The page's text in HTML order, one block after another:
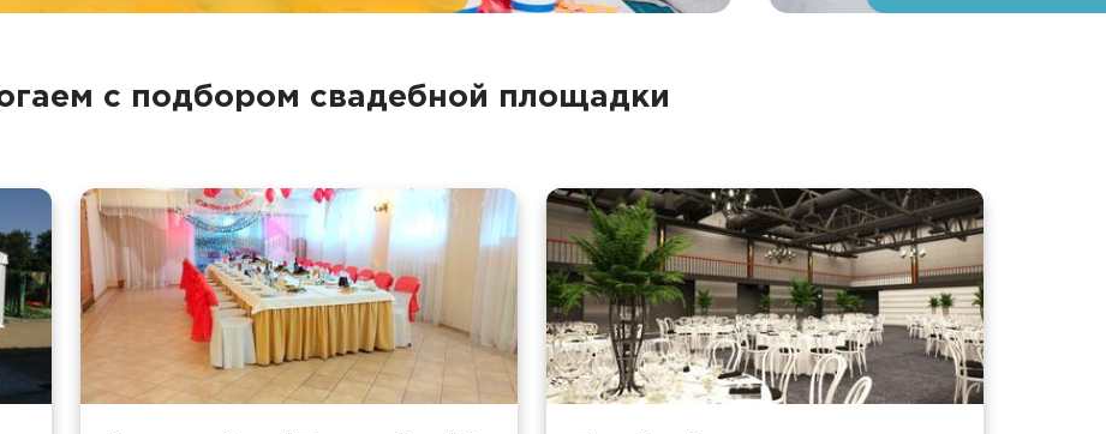
с подбором свадебной площадки